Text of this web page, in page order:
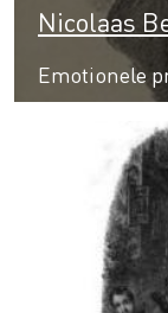
Nicolaas
Emotionele